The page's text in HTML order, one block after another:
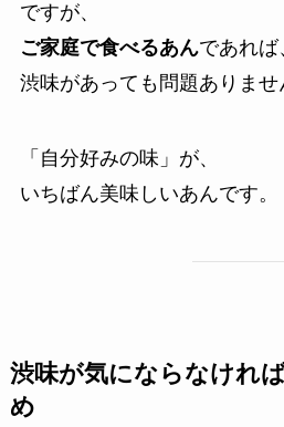
ですが、
ご家庭で食べるあんであれば
渋味があっても問題ありませ
「自分好みの味」が、
いちばん美味しいあんです。
渋味が気にならなけれ
め